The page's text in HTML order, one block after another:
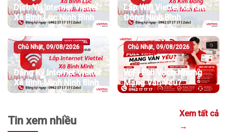
Dịch Vụ Internet Viettel
Xã Bình Lục Ninh Bình
Lắp Wifi Viettel Xã Kim
Đông Ninh Bình
Chủ Nhật, 09/08/2026
Đăng Ký Internet Viettel
Xã Bình Minh Ninh Bình
Chủ Nhật, 09/08/2026
WiFi Full Vạch Nhưng
Mạng Vẫn Yếu?
Tin xem nhiều
Xem tất cả
→